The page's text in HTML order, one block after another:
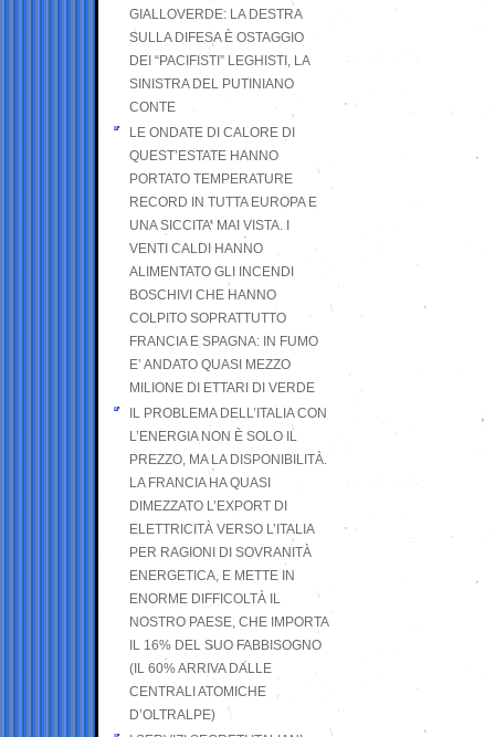
GIALLOVERDE: LA DESTRA
SULLA DIFESA È OSTAGGIO
DEI “PACIFISTI” LEGHISTI, LA
SINISTRA DEL PUTINIANO
CONTE
LE ONDATE DI CALORE DI
QUEST’ESTATE HANNO
PORTATO TEMPERATURE
RECORD IN TUTTA EUROPA E
UNA SICCITA’ MAI VISTA. I
VENTI CALDI HANNO
ALIMENTATO GLI INCENDI
BOSCHIVI CHE HANNO
COLPITO SOPRATTUTTO
FRANCIA E SPAGNA: IN FUMO
E’ ANDATO QUASI MEZZO
MILIONE DI ETTARI DI VERDE
IL PROBLEMA DELL’ITALIA CON
L’ENERGIA NON È SOLO IL
PREZZO, MA LA DISPONIBILITÀ.
LA FRANCIA HA QUASI
DIMEZZATO L’EXPORT DI
ELETTRICITÀ VERSO L’ITALIA
PER RAGIONI DI SOVRANITÀ
ENERGETICA, E METTE IN
ENORME DIFFICOLTÀ IL
NOSTRO PAESE, CHE IMPORTA
IL 16% DEL SUO FABBISOGNO
(IL 60% ARRIVA DALLE
CENTRALI ATOMICHE
D’OLTRALPE)